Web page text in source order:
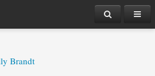
Brandt